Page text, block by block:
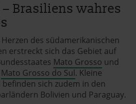
Brasiliens wahres
des südamerikanischen
erstreckt sich das Gebiet auf
Mato Grosso und
Mato Grosso do Sul. Kleine
sich zudem in den
Bolivien und Paraguay.